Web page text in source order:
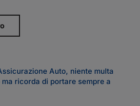
Auto, niente multa
ricorda di portare sempre a